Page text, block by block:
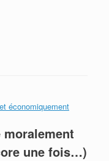
une fois…)